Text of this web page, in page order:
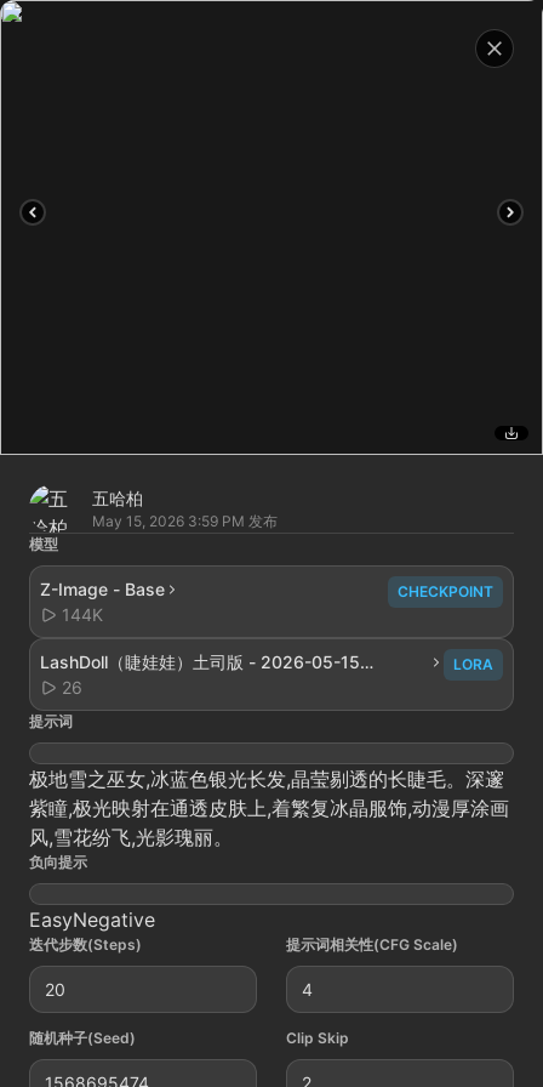
五哈柏
May 15, 2026 3:59 PM 发布
模型
Z-Image - Base
144K
CHECKPOINT
LashDoll（睫娃娃）土司版 - 2026-05-15
17:52:23
26
LORA
提示词
极地雪之巫女,冰蓝色银光长发,晶莹剔透的长睫毛。深邃
紫瞳,极光映射在通透皮肤上,着繁复冰晶服饰,动漫厚涂画
风,雪花纷飞,光影瑰丽。
负向提示
EasyNegative
迭代步数(Steps)
20
提示词相关性(CFG Scale)
4
随机种子(Seed)
1568695474
Clip Skip
2